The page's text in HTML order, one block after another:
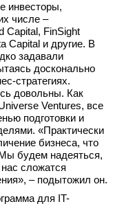
инвесторы,
числе –
Capital, FinSight
Capital и другие. В
задавали
досконально
стратегиях.
довольны. Как
Ventures, все
подготовки и
«Практически
бизнеса, что
будем надеяться,
сложатся
– подытожил он.
для IT-